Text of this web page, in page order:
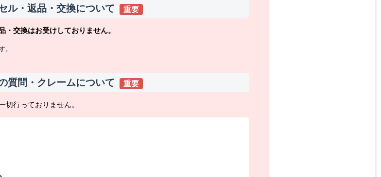
ル・返品・交換について 重要
・交換はお受けしておりません。
。
質問・クレームについて 重要
切行っておりません。